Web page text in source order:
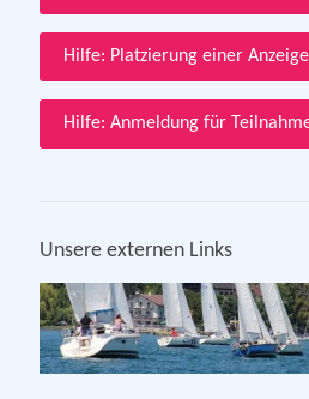
Hilfe: Platzierung einer
Hilfe: Anmeldung für
Unsere externen Links